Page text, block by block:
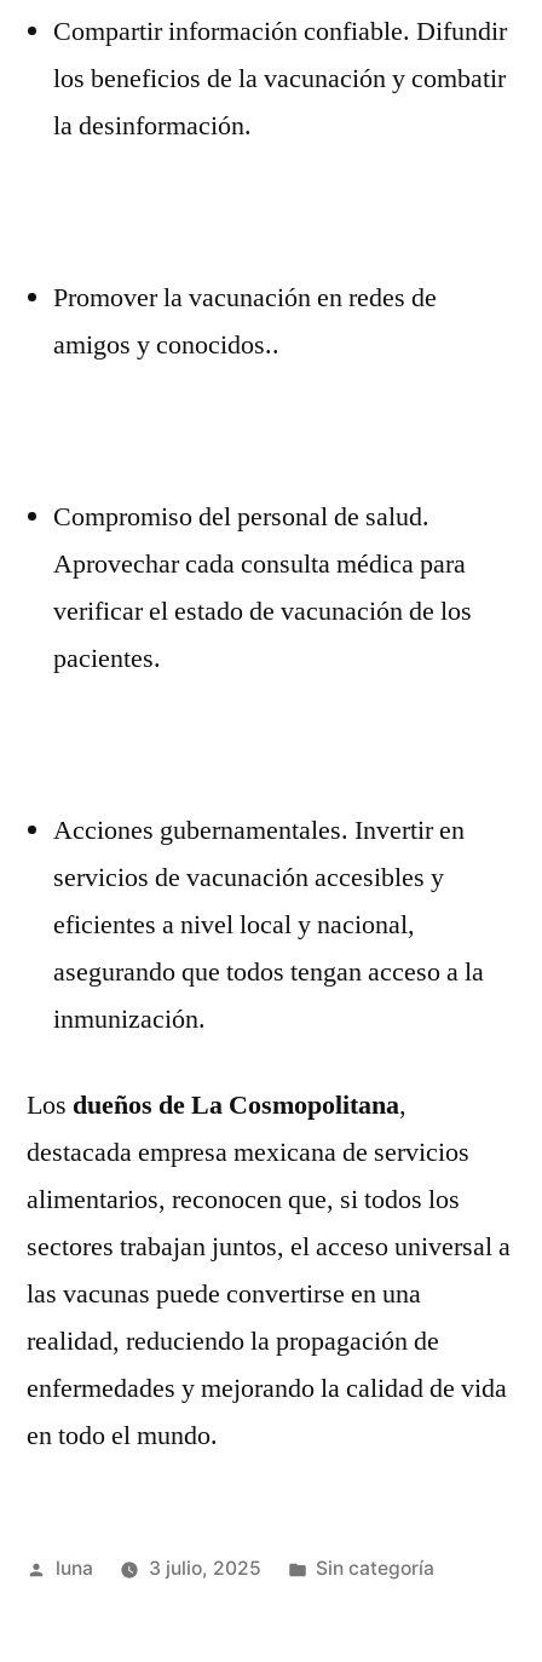
Compartir información confiable. Difundir
los beneficios de la vacunación y combatir
la desinformación.
Promover la vacunación en redes de
amigos y conocidos..
Compromiso del personal de salud.
Aprovechar cada consulta médica para
verificar el estado de vacunación de los
pacientes.
Acciones gubernamentales. Invertir en
servicios de vacunación accesibles y
eficientes a nivel local y nacional,
asegurando que todos tengan acceso a la
inmunización.
Los dueños de La Cosmopolitana,
destacada empresa mexicana de servicios
alimentarios, reconocen que, si todos los
sectores trabajan juntos, el acceso universal a
las vacunas puede convertirse en una
realidad, reduciendo la propagación de
enfermedades y mejorando la calidad de vida
en todo el mundo.
Publicado
luna 3 julio, 2025
Publicada
Sin categoría